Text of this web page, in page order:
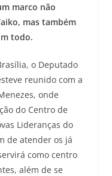
marco não
mas também
todo.
o Deputado
reunido com a
onde
do Centro de
Lideranças do
de atender os já
como centro
além de se